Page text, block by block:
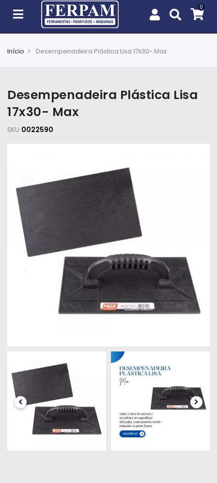
e
Jardim
EPIs
Ferramentas
e
Máquinas
Iluminação
Tintas
e
Químicos
Início Desempenadeira Plástica Lisa 17x30- Max
Desempenadeira Plástica Lisa
17x30- Max
SKU 0022590